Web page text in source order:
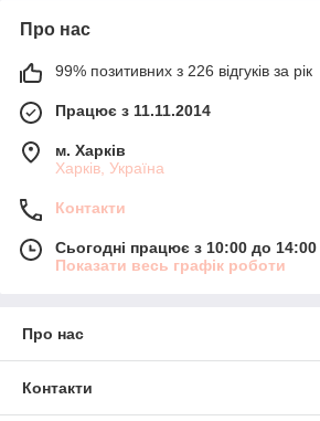
Про нас
99% позитивних з 226 відгуків за рік
Працює з 11.11.2014
м. Харків
Харків, Україна
Контакти
Сьогодні працює з 10:00 до 14:00
Показати весь графік роботи
Про нас
Контакти